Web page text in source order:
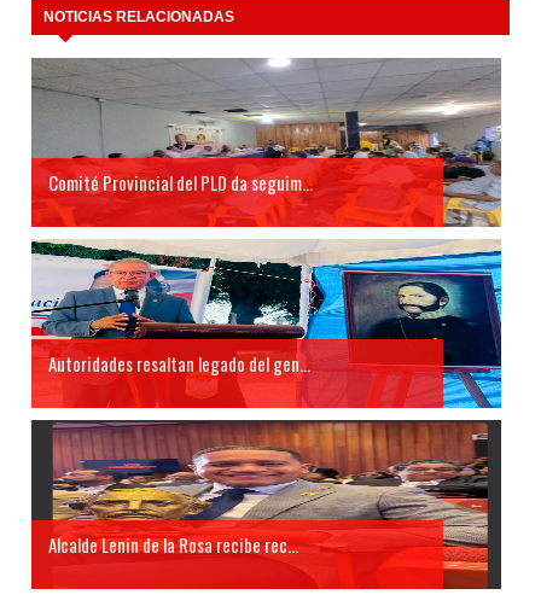
NOTICIAS RELACIONADAS
Comité Provincial del PLD da seguim...
Autoridades resaltan legado del gen...
Alcalde Lenin de la Rosa recibe rec...